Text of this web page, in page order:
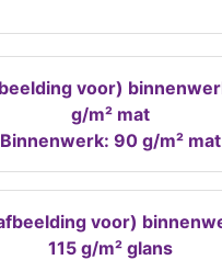
Binnenwerk: 90 g/m² mat